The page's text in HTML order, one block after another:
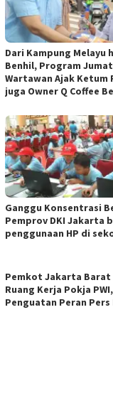
Dari Kampung Melayu
Benhil, Program
Wartawan Ajak Ketum
juga Owner Q Coffee
Ganggu Konsentrasi
Pemprov DKI Jakarta
penggunaan HP di
Pemkot Jakarta Barat
Ruang Kerja Pokja
Penguatan Peran Pers